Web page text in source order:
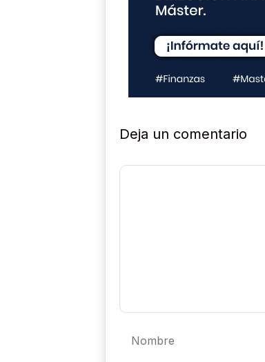
Deja un comentario
Comentario